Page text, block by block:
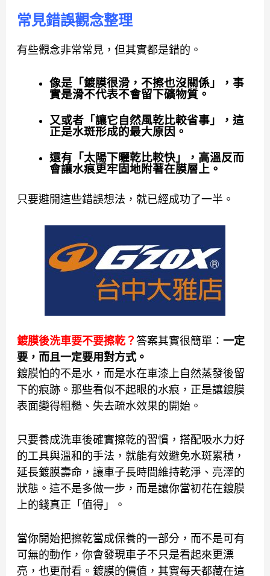
常見錯誤觀念整理
有些觀念非常常見，但其實都是錯的。
像是「鍍膜很滑，不擦也沒關係」，事
實是滑不代表不會留下礦物質。
又或者「讓它自然風乾比較省事」，這
正是水斑形成的最大原因。
還有「太陽下曬乾比較快」，高溫反而
會讓水痕更牢固地附著在膜層上。
只要避開這些錯誤想法，就已經成功了一半。
鍍膜後洗車要不要擦乾？ 答案其實很簡單： 一定
要，而且一定要用對方式。
鍍膜怕的不是水，而是水在車漆上自然蒸發後留
下的痕跡。那些看似不起眼的水痕，正是讓鍍膜
表面變得粗糙、失去疏水效果的開始。
只要養成洗車後確實擦乾的習慣，搭配吸水力好
的工具與溫和的手法，就能有效避免水斑累積，
延長鍍膜壽命，讓車子長時間維持乾淨、亮澤的
狀態。這不是多做一步，而是讓你當初花在鍍膜
上的錢真正「值得」。
當你開始把擦乾當成保養的一部分，而不是可有
可無的動作，你會發現車子不只是看起來更漂
亮，也更耐看。鍍膜的價值，其實每天都藏在這